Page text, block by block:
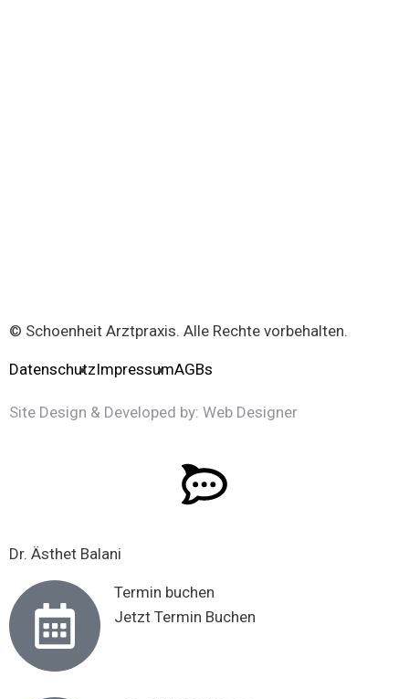
© Schoenheit Arztpraxis. Alle Rechte vorbehalten.
DatenschutzImpressumAGBs
Site Design & Developed by: Web Designer
Dr. Ästhet Balani
Termin buchen
Jetzt Termin Buchen